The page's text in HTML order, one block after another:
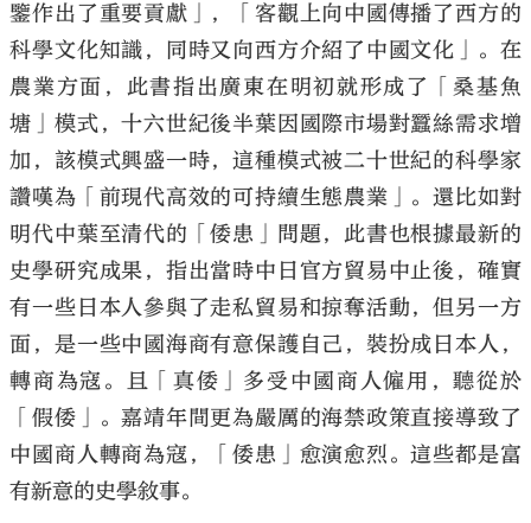
鑒作出了重要貢獻」，「客觀上向中國傳播了西方的
科學文化知識，同時又向西方介紹了中國文化」。在
農業方面，此書指出廣東在明初就形成了「桑基魚
塘」模式，十六世紀後半葉因國際市場對蠶絲需求增
加，該模式興盛一時，這種模式被二十世紀的科學家
讚嘆為「前現代高效的可持續生態農業」。還比如對
明代中葉至清代的「倭患」問題，此書也根據最新的
史學研究成果，指出當時中日官方貿易中止後，確實
有一些日本人參與了走私貿易和掠奪活動，但另一方
面，是一些中國海商有意保護自己，裝扮成日本人，
轉商為寇。且「真倭」多受中國商人僱用，聽從於
「假倭」。嘉靖年間更為嚴厲的海禁政策直接導致了
中國商人轉商為寇，「倭患」愈演愈烈。這些都是富
有新意的史學敘事。